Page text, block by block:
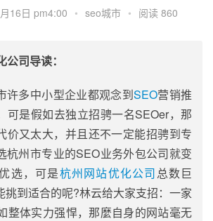
16日 pm4:00 • seo城市 • 阅读 860
公司导读：
许多中小型企业都观念到SEO营销推
可是假如去独立招骋一名SEOer，那
价又太大，并且还不一定能招骋到专
杭州市专业的SEO业务外包公司就变
选，可是杭州网站优化公司总数巨
挑到适合的呢?林云给大家支招：一家
整体实力强悍，那麼自身的网站毫无